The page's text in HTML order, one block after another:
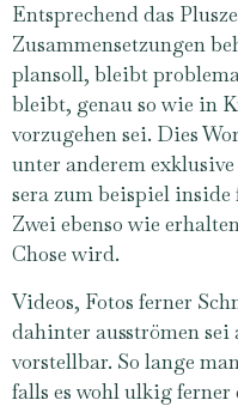
Entsprechend das
Zusammensetzungen
plansoll, bleibt
bleibt, genau so wie in
vorzugehen sei. Dies
unter anderem
sera zum beispiel inside
Zwei ebenso wie
Chose wird.
Videos, Fotos ferner
dahinter ausströmen
vorstellbar. So lange
falls es wohl ulkig ferner